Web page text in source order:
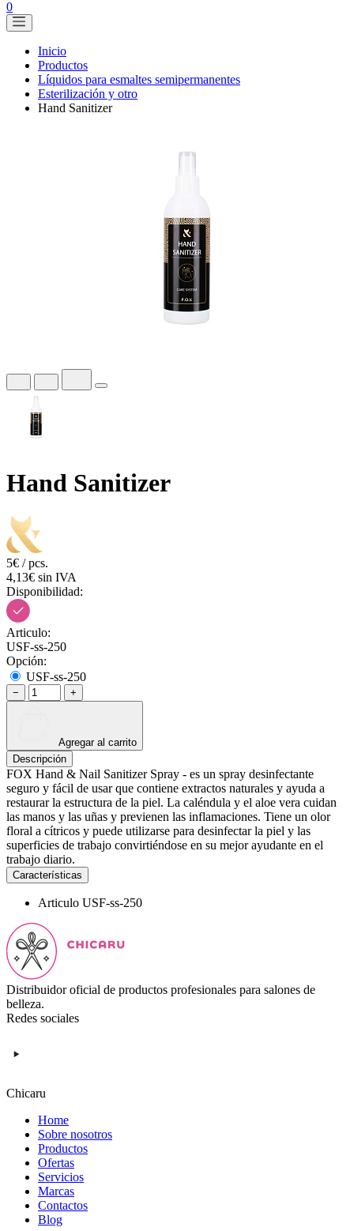
0
Inicio
Productos
Líquidos para esmaltes semipermanentes
Esterilización y otro
Hand Sanitizer
Hand Sanitizer
5€ / pcs.
4,13€ sin IVA
Disponibilidad:
Articulo:
USF-ss-250
Opción:
USF-ss-250
− +
Agregar al carrito
Descripción
FOX Hand & Nail Sanitizer Spray - es un spray desinfectante
seguro y fácil de usar que contiene extractos naturales y ayuda a
restaurar la estructura de la piel. La caléndula y el aloe vera cuidan
las manos y las uñas y previenen las inflamaciones. Tiene un olor
floral a cítricos y puede utilizarse para desinfectar la piel y las
superficies de trabajo convirtiéndose en su mejor ayudante en el
trabajo diario.
Características
Articulo USF-ss-250
Distribuidor oficial de productos profesionales para salones de
belleza.
Redes sociales
Chicaru
Home
Sobre nosotros
Productos
Ofertas
Servicios
Marcas
Contactos
Blog